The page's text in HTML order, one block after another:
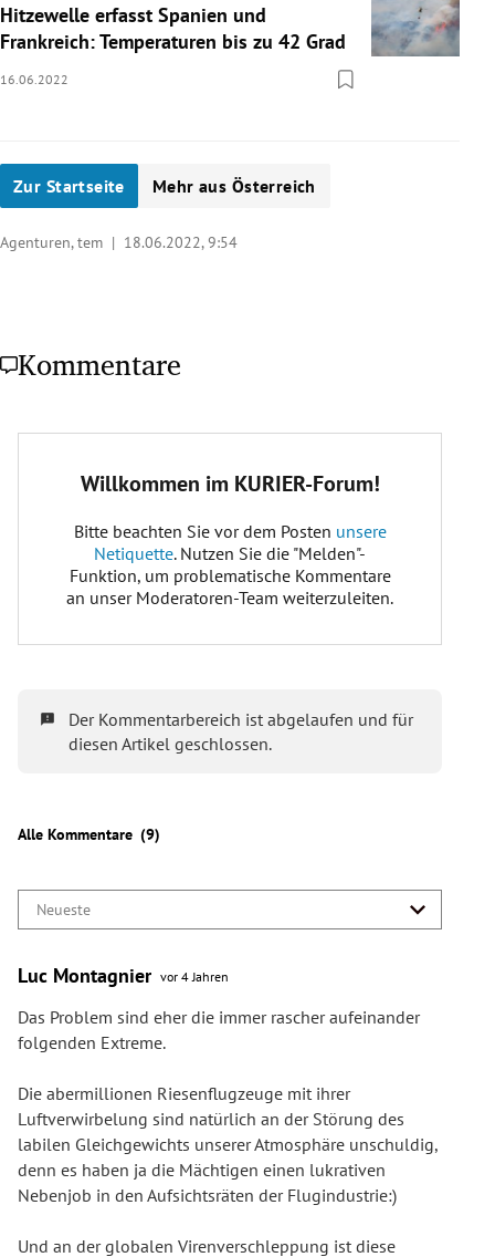
Hitzewelle erfasst Spanien und
Frankreich: Temperaturen bis zu 42 Grad
16.06.2022
Zur Startseite Mehr aus Österreich
Agenturen, tem | 18.06.2022, 9:54
Kommentare